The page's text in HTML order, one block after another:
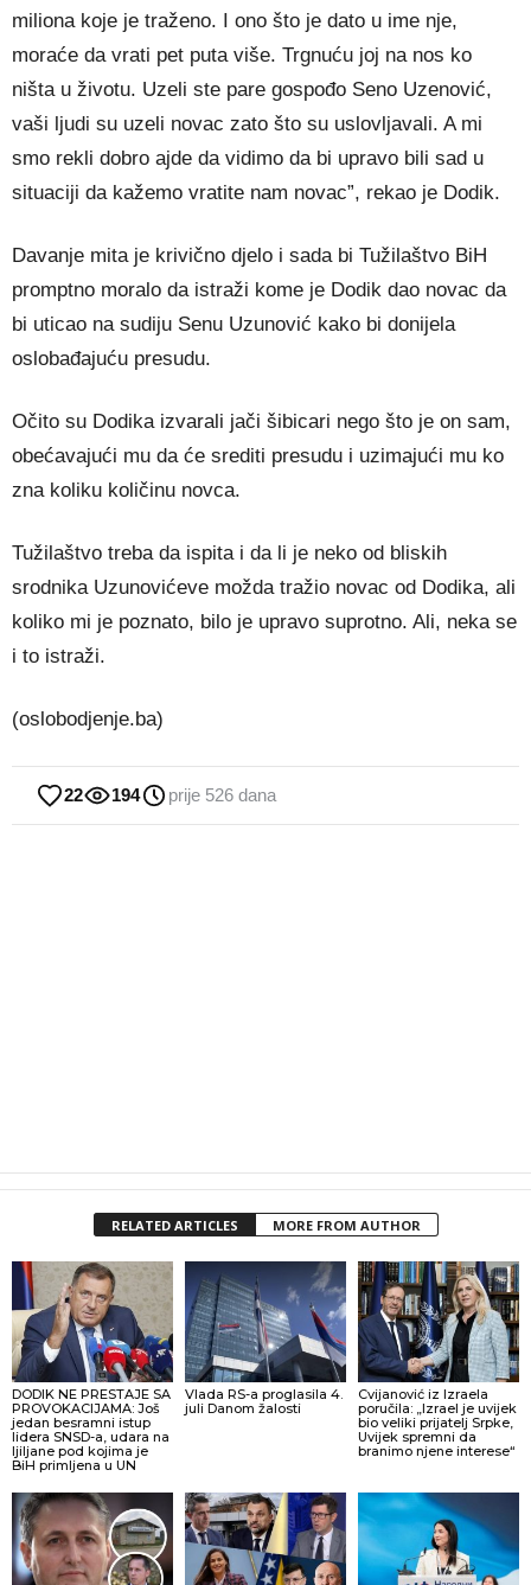
miliona koje je traženo. I ono što je dato u ime nje,
moraće da vrati pet puta više. Trgnuću joj na nos ko
ništa u životu. Uzeli ste pare gospođo Seno Uzenović,
vaši ljudi su uzeli novac zato što su uslovljavali. A mi
smo rekli dobro ajde da vidimo da bi upravo bili sad u
situaciji da kažemo vratite nam novac”, rekao je Dodik.
Davanje mita je krivično djelo i sada bi Tužilaštvo BiH
promptno moralo da istraži kome je Dodik dao novac da
bi uticao na sudiju Senu Uzunović kako bi donijela
oslobađajuću presudu.
Očito su Dodika izvarali jači šibicari nego što je on sam,
obećavajući mu da će srediti presudu i uzimajući mu ko
zna koliku količinu novca.
Tužilaštvo treba da ispita i da li je neko od bliskih
srodnika Uzunovićeve možda tražio novac od Dodika, ali
koliko mi je poznato, bilo je upravo suprotno. Ali, neka se
i to istraži.
(oslobodjenje.ba)
22 194 prije 526 dana
RELATED ARTICLES MORE FROM AUTHOR
DODIK NE PRESTAJE SA
PROVOKACIJAMA: Još
jedan besramni istup
lidera SNSD-a, udara na
ljiljane pod kojima je
BiH primljena u UN
Vlada RS-a proglasila 4.
juli Danom žalosti
Cvijanović iz Izraela
poručila: „Izrael je uvijek
bio veliki prijatelj Srpke,
Uvijek spremni da
branimo njene interese“